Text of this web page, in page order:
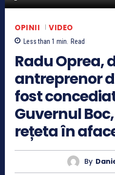
OPINII VIDEO
Less than 1 min. Read
Radu Oprea,
antreprenor
fost
Guvernul
rețeta în
By